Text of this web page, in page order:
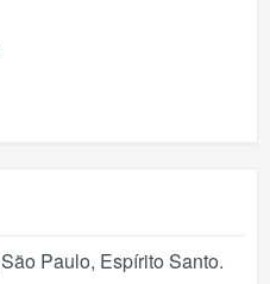
São Paulo, Espírito Santo.